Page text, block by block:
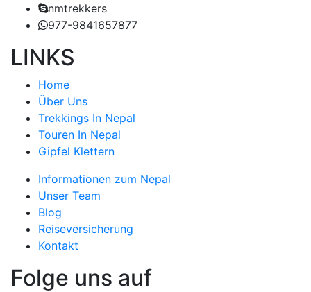
nmtrekkers
977-9841657877
LINKS
Home
Über Uns
Trekkings In Nepal
Touren In Nepal
Gipfel Klettern
Informationen zum Nepal
Unser Team
Blog
Reiseversicherung
Kontakt
Folge uns auf